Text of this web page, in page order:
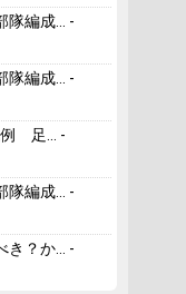
編成...
-
編成...
-
足...
-
編成...
-
？か...
-